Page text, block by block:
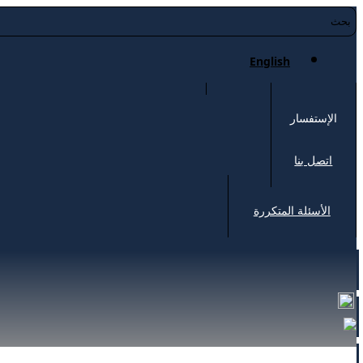
English
الإستفسار
اتصل بنا
الأسئلة المتكررة